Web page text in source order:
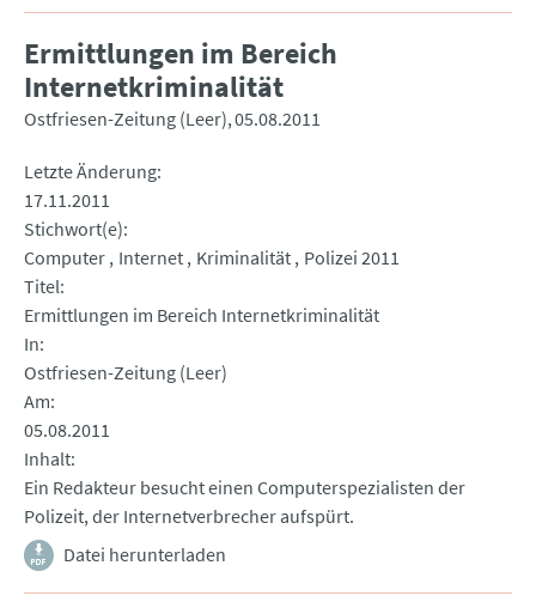
Ermittlungen im Bereich
Internetkriminalität
Ostfriesen-Zeitung (Leer) 05.08.2011
Letzte Änderung
17.11.2011
Stichwort(e)
Computer Internet Kriminalität Polizei 2011
Titel
Ermittlungen im Bereich Internetkriminalität
In
Ostfriesen-Zeitung (Leer)
Am
05.08.2011
Inhalt
Ein Redakteur besucht einen Computerspezialisten der
Polizeit, der Internetverbrecher aufspürt.
Datei herunterladen